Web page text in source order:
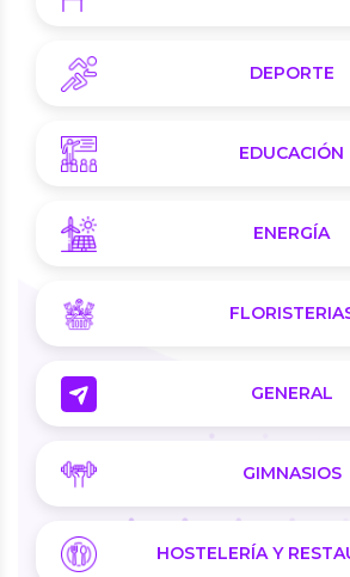
DEPORTE
EDUCACIÓN
ENERGÍA
GENERAL
GIMNASIOS
HOSTELERÍA Y